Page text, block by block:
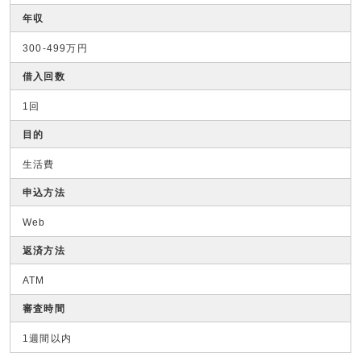
年収
300-499万円
借入回数
1回
目的
生活費
申込方法
Web
返済方法
ATM
審査時間
1週間以内